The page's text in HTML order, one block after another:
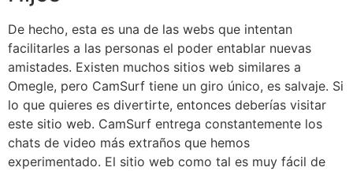
De hecho, esta es una de las webs que intentan
facilitarles a las personas el poder entablar nuevas
amistades. Existen muchos sitios web similares a
Omegle, pero CamSurf tiene un giro único, es salvaje. Si
lo que quieres es divertirte, entonces deberías visitar
este sitio web. CamSurf entrega constantemente los
chats de video más extraños que hemos
experimentado. El sitio web como tal es muy fácil de